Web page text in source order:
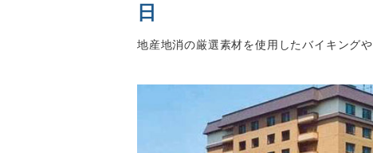
日
地産地消の厳選素材を使用したバイキング